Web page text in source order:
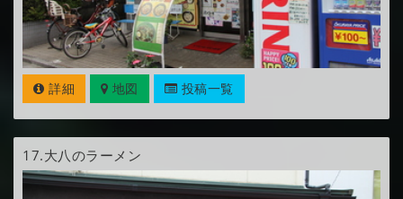
詳細 地図 投稿一覧
17.大八のラーメン